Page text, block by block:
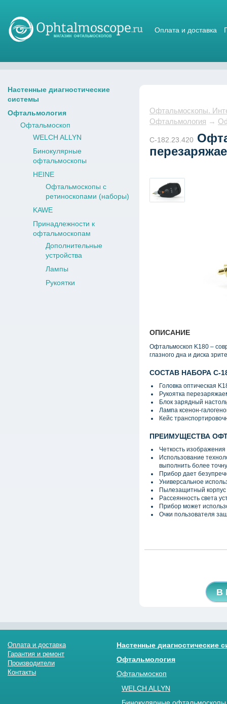
Оплата и доставка
Настенные диагностические
системы
Офтальмология
Офтальмоскоп
WELCH ALLYN
Бинокулярные
офтальмоскопы
HEINE
Офтальмоскопы с
ретиноскопами (наборы)
KAWE
Принадлежности к
офтальмоскопам
Дополнительные
устройства
Лампы
Рукоятки
Офтальмоскопы.
Офтальмология →
C-182.23.420
ОПИСАНИЕ
Офтальмоскоп K180 –
глазного дна и диска
СОСТАВ НАБОРА C-
Головка оптическая
Рукоятка
Блок зарядный
Лампа ксенон-
Кейс
ПРЕИМУЩЕСТВА
Четкость
Использование
выполнить более
Прибор дает
Универсальное
Пылезащитный корпус
Рассеянность света
Прибор может
Очки пользователя
В
Оплата и доставка
Гарантия и ремонт
Производители
Контакты
Настенные диагностические
Офтальмология
Офтальмоскоп
WELCH ALLYN